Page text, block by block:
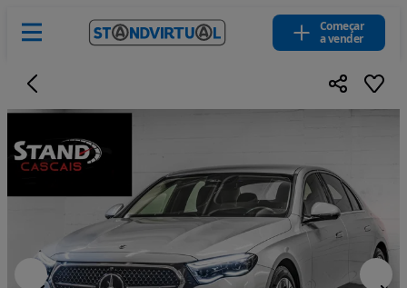
Começar
a vender